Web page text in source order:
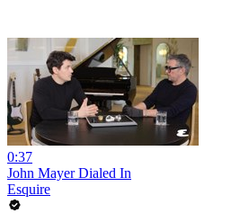
0:37
John Mayer Dialed In
Esquire